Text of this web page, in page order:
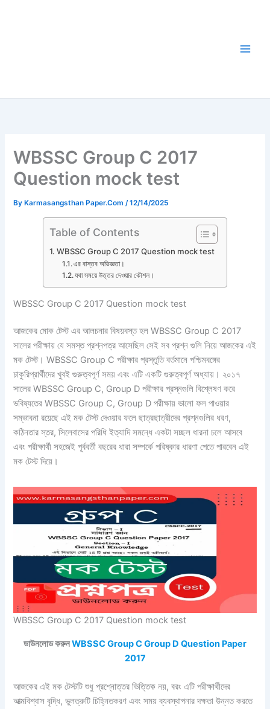
WBSSC Group C 2017
Question mock test
By Karmasangsthan Paper.Com/12/14/2025
Table of Contents
WBSSC Group C 2017 Question mock test
এর বাস্তব অভিজ্ঞতা।
যথা সময়ে উত্তর দেওয়ার কৌশল।
WBSSC Group C 2017 Question mock test
আজকের মোক টেস্ট এর আলচনার বিষয়বস্ত হল WBSSC Group C 2017
সালের পরীক্ষায় যে সমস্ত প্রশ্নপত্র আসেছিল সেই সব প্রশ্ন গুলি নিয়ে আজকের এই
মক টেস্ট। WBSSC Group C পরীক্ষার প্রস্তুতি বর্তমানে পশ্চিমবঙ্গের
চাকুরিপ্রার্থীদের খুবই গুরুত্বপূর্ণ সময় এবং এটি একটি গুরুত্বপূর্ণ অধ্যায়। ২০১৭
সালের WBSSC Group C, Group D পরীক্ষার প্রস্নগুলি বিশ্লেষণ করে
ভবিষ্যতের WBSSC Group C, Group D পরীক্ষায় ভালো ফল পাওয়ার
সম্ভাবনা রয়েছে এই মক টেস্ট দেওয়ার ফলে ছাত্রছাত্রীদের প্রশ্নগুলির ধরণ,
কঠিনতার স্তর, সিলেবাসের পরিধি ইত্যাদি সমন্ধে একটা সচ্ছল ধারনা চলে আসবে
এবং পরীক্ষার্থী সহজেই পূর্ববর্তী বছরের ধারা সম্পর্কে পরিষ্কার ধারণা পেতে পারবেন এই
মক টেস্ট দিয়ে।
WBSSC Group C 2017 Question mock test
ডাউনলোডকরুনWBSSC Group C Group D Question Paper
2017
আজকের এই মক টেস্টটি শুধু প্রশ্নোত্তর ভিত্তিক নয়, বরং এটি পরীক্ষার্থীদের
আত্মবিশ্বাস বৃদ্ধি, ভুলত্রুটি চিহ্নিতকরণ এবং সময় ব্যবস্থাপনার দক্ষতা উন্নত করতে